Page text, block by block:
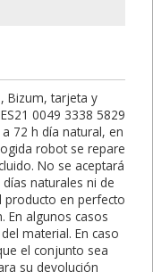
Bizum, tarjeta y
0049 3338 5829
72 h día natural, en
robot se repare
No se aceptará
naturales ni de
producto en perfecto
En algunos casos
material. En caso
el conjunto sea
su devolución